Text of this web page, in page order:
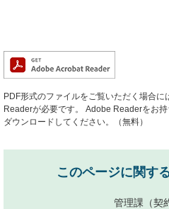
PDF形式のファイルをご覧いただく場合
Readerが必要です。
Adobe Readerをお
ダウンロードしてください。（無料）
このページに関す
管理課 （契